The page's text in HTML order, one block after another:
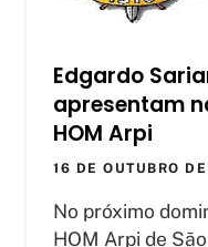
Edgardo
apresentam
HOM Arpi
16 DE OUTUBRO
No próximo
HOM Arpi de